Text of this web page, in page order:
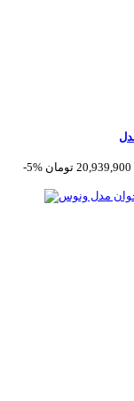
-5%
20,939,900 تومان